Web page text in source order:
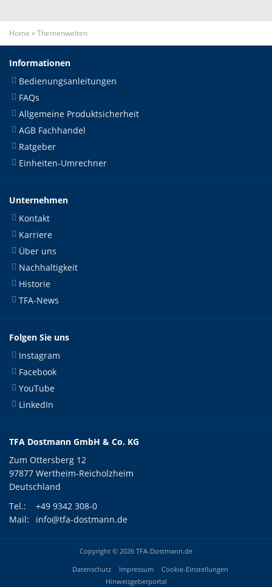
Home »Themenwelten
Informationen
Bedienungsanleitungen
FAQs
Allgemeine Produktsicherheit
AGB Fachhandel
Ratgeber
Einheiten-Umrechner
Unternehmen
Kontakt
Karriere
Über uns
Nachhaltigkeit
Historie
TFA-News
Folgen Sie uns
Instagram
Facebook
YouTube
LinkedIn
TFA Dostmann GmbH & Co. KG
Zum Ottersberg 12
97877 Wertheim-Reicholzheim
Deutschland
Tel.:
+49 9342 308-0
Mail:
info@tfa-dostmann.de
Copyright © 2026 TFA-Dostmann.de
Datenschutz Impressum
Cookie-Einstellungen
Hinweisgeberportal